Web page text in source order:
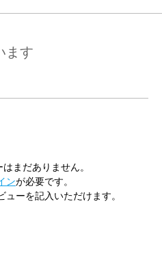
ます
まだありません。
ンが必要です。
ューを記入いただけます。